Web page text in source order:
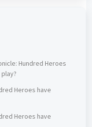
Hundred Heroes
Heroes have
Heroes have